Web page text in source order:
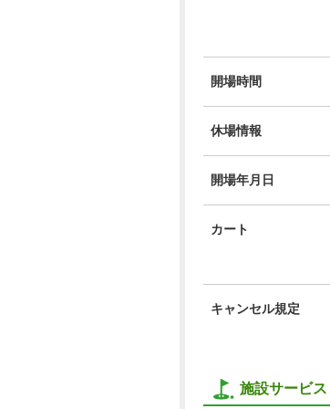
開場時間
休場情報
開場年月日
カート
キャンセル規定
施設サービス